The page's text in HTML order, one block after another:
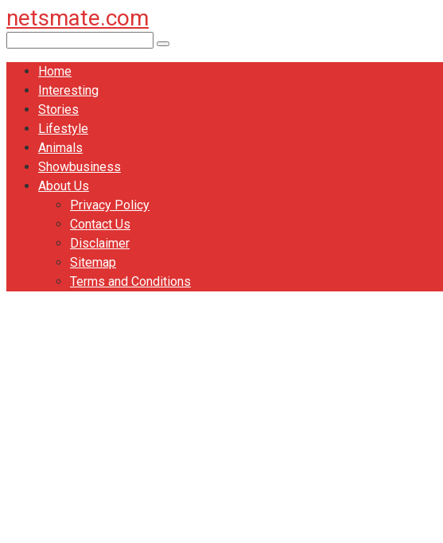
Перейти
к
контенту
netsmate.com
Home
Interesting
Stories
Lifestyle
Animals
Showbusiness
About Us
Privacy Policy
Contact Us
Disclaimer
Sitemap
Terms and Conditions